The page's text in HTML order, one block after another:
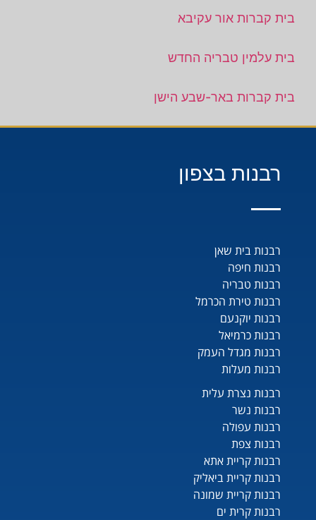
בית קברות אור עקיבא
בית עלמין טבריה החדש
בית קברות באר-שבע הישן
רבנות בצפון
רבנות בית שאן
רבנות חיפה
רבנות טבריה
רבנות טירת הכרמל
רבנות יוקנעם
רבנות כרמיאל
רבנות מגדל העמק
רבנות מעלות
רבנות נצרת עלית
רבנות נשר
רבנות עפולה
רבנות צפת
רבנות קריית אתא
רבנות קריית ביאליק
רבנות קריית שמונה
רבנות קרית ים